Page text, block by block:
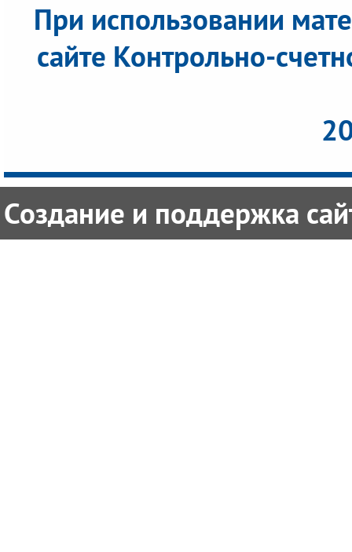
При использовании
сайте Контрольно-
Создание и поддержка